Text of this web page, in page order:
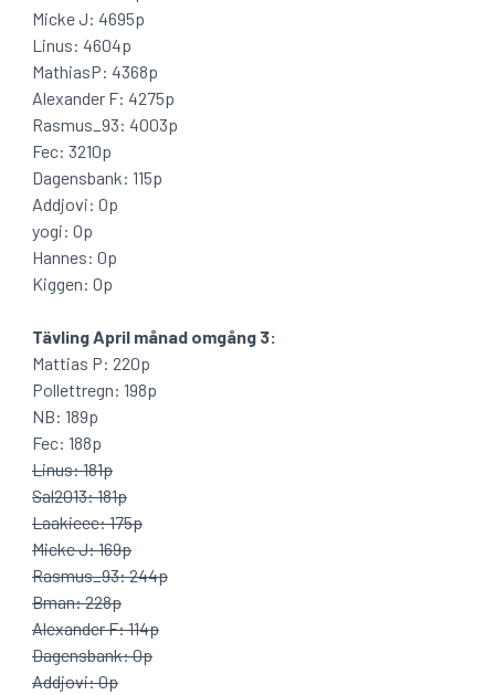
Micke J: 4695p
Linus: 4604p
MathiasP: 4368p
Alexander F: 4275p
Rasmus_93: 4003p
Fec: 3210p
Dagensbank: 115p
Addjovi: 0p
yogi: 0p
Hannes: 0p
Kiggen: 0p
Tävling April månad omgång 3:
Mattias P: 220p
Pollettregn: 198p
NB: 189p
Fec: 188p
Linus: 181p
Sal2013: 181p
Laakieee: 175p
Micke J: 169p
Rasmus_93: 244p
Bman: 228p
Alexander F: 114p
Dagensbank: 0p
Addjovi: 0p